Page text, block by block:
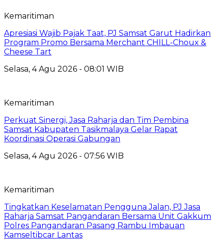
Kemaritiman
Apresiasi Wajib Pajak Taat, PJ Samsat Garut Hadirkan
Program Promo Bersama Merchant CHILL-Choux &
Cheese Tart
Selasa, 4 Agu 2026 - 08:01 WIB
Kemaritiman
Perkuat Sinergi, Jasa Raharja dan Tim Pembina
Samsat Kabupaten Tasikmalaya Gelar Rapat
Koordinasi Operasi Gabungan
Selasa, 4 Agu 2026 - 07:56 WIB
Kemaritiman
Tingkatkan Keselamatan Pengguna Jalan, PJ Jasa
Raharja Samsat Pangandaran Bersama Unit Gakkum
Polres Pangandaran Pasang Rambu Imbauan
Kamseltibcar Lantas